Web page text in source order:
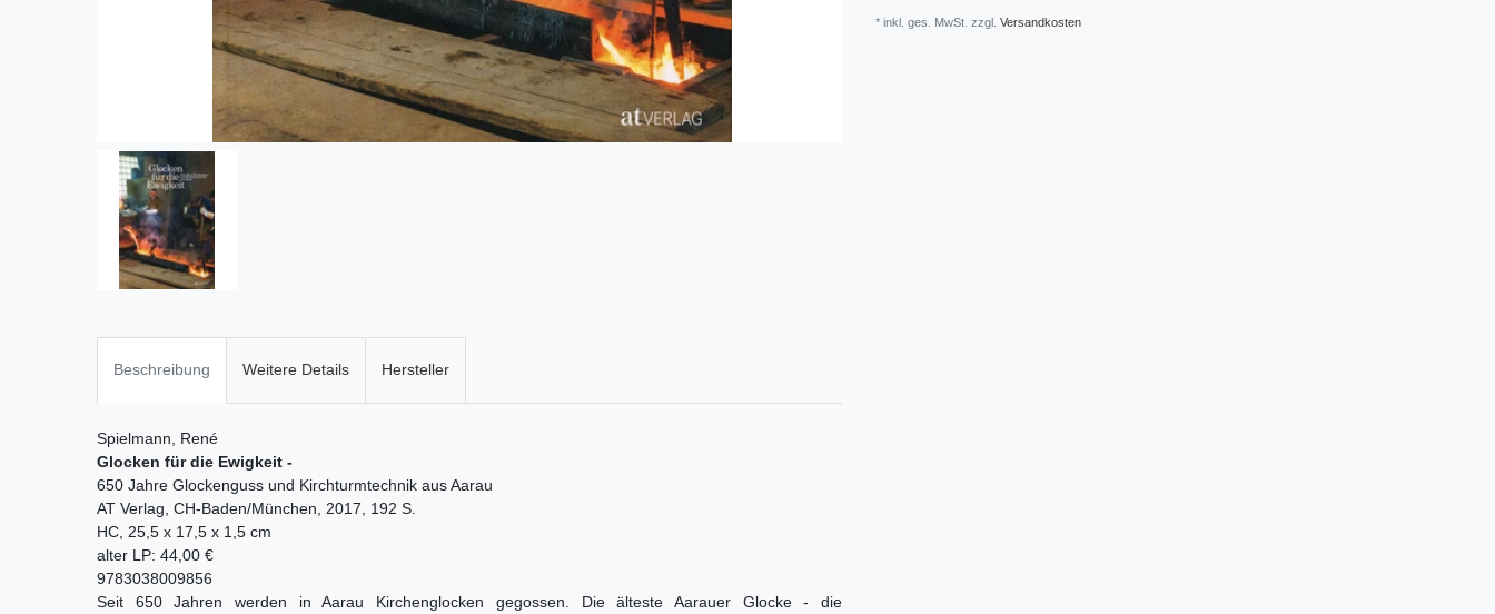
* inkl. ges. MwSt. zzgl. Versandkosten
Beschreibung Weitere Details Hersteller
Spielmann, René
Glocken für die Ewigkeit -
650 Jahre Glockenguss und Kirchturmtechnik aus Aarau
AT Verlag, CH-Baden/München, 2017, 192 S.
HC, 25,5 x 17,5 x 1,5 cm
alter LP: 44,00 €
9783038009856
Seit 650 Jahren werden in Aarau Kirchenglocken gegossen. Die älteste Aarauer Glocke - die